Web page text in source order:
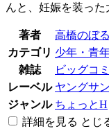
んと、妊娠を装っ
著者
高橋のぼる
カテゴリ 少年・青
雑誌
ビッグコ
レーベル ヤングサ
ジャンル ちょっとH
詳細を見る とじ